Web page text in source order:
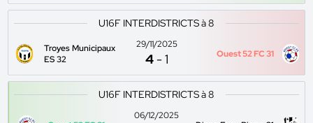
U16F INTERDISTRICTS à 8
Troyes Municipaux
ES 32
29/11/2025
4 -1 Ouest 52 FC 31
U16F INTERDISTRICTS à 8
06/12/2025